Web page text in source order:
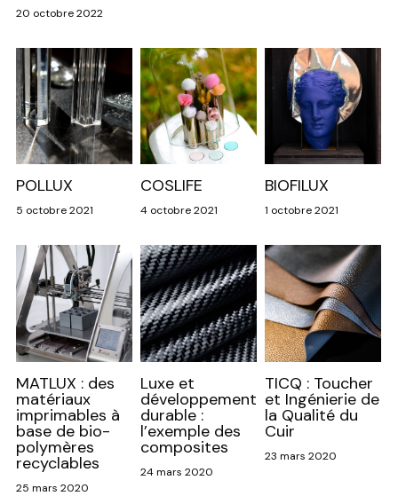
20 octobre 2022
POLLUX
5 octobre 2021
COSLIFE
4 octobre 2021
BIOFILUX
1 octobre 2021
MATLUX : des
matériaux
imprimables à
base de bio-
polymères
recyclables
25 mars 2020
Luxe et
développement
durable :
l’exemple des
composites
24 mars 2020
TICQ : Toucher
et Ingénierie de
la Qualité du
Cuir
23 mars 2020